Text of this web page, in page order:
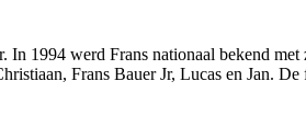
In 1994 werd Frans nationaal bekend
Frans Bauer Jr, Lucas en Jan.